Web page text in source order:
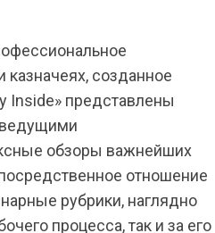
созданное
Inside» представлены
ведущими
обзоры важнейших
отношение
рубрики, наглядно
процесса, так и за его